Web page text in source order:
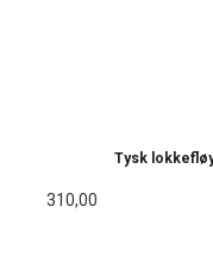
Tysk
310,00